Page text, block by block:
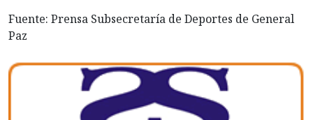
Fuente: Prensa Subsecretaría de Deportes de General
Paz